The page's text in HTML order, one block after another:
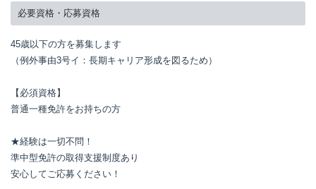
必要資格・応募資格
45歳以下の方を募集します
（例外事由3号イ：長期キャリア形成を図るため）
【必須資格】
普通一種免許をお持ちの方
★経験は一切不問！
準中型免許の取得支援制度あり
安心してご応募ください！